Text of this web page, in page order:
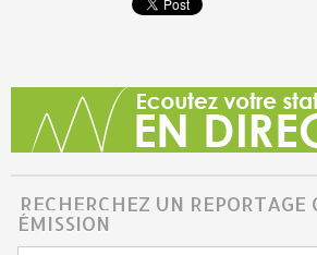
RECHERCHEZ UN REPORTAGE
ÉMISSION